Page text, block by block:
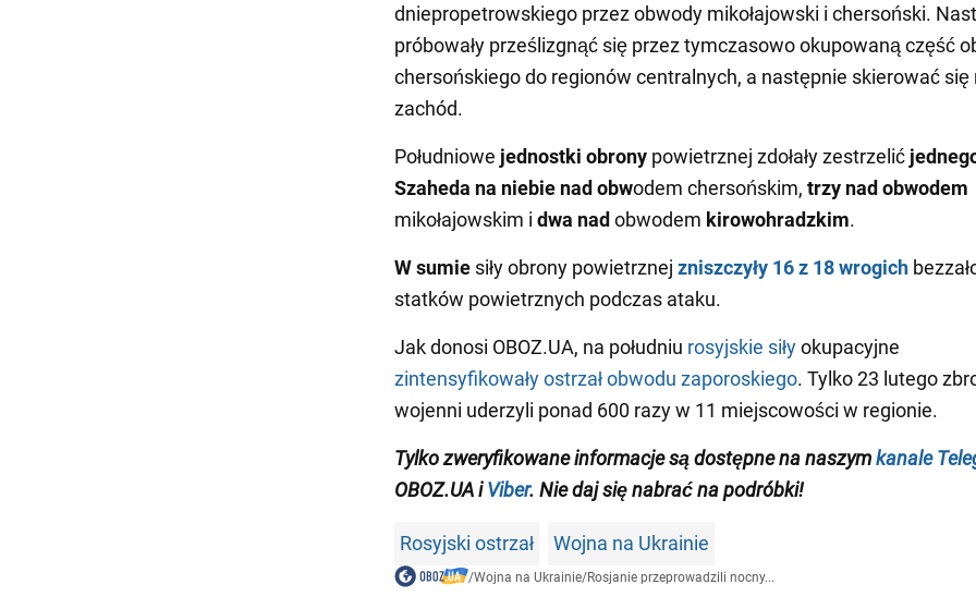
dniepropetrowskiego przez obwody mikołajowski i chersoński.
próbowały prześlizgnąć się przez tymczasowo okupowaną część
chersońskiego do regionów centralnych, a następnie skierować się
zachód.
Południowe jednostki obrony powietrznej zdołały zestrzelić
Szaheda na niebie nad obwodem chersońskim, trzy nad obwodem
mikołajowskim i dwa nad obwodem kirowohradzkim.
Wsumie siły obrony powietrznej zniszczyły 16z 18 wrogich
statków powietrznych podczas ataku.
Jak donosi OBOZ.UA, na południu rosyjskie siłyokupacyjne
zintensyfikowały ostrzał obwodu zaporoskiego. Tylko 23 lutego
wojenni uderzyli ponad 600 razy w 11 miejscowości w regionie.
Tylkozweryfikowane informacje są dostępne na naszymkanale
OBOZ.UA iViber. Nie daj się nabrać na podróbki!
Rosyjski ostrzał Wojna na Ukrainie
/Wojna na Ukrainie/Rosjanie przeprowadzili nocny...